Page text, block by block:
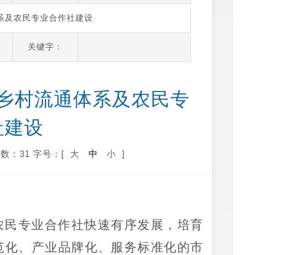
及农民专业合作社建设
关键字：
村流通体系及农民专
设
：31 字号：[ 大 中 小 ]
专业合作社快速有序发展，培育
、产业品牌化、服务标准化的市